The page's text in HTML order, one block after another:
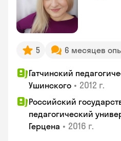
5 6 месяцев
Гатчинский
Ушинского • 2012 г.
Российский
педагогический
Герцена • 2016 г.